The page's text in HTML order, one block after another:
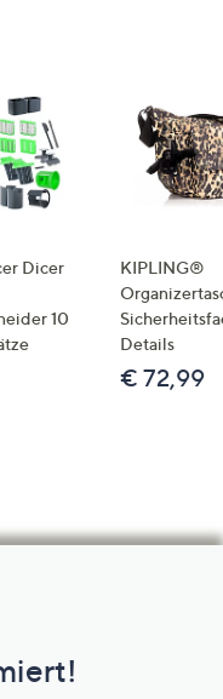
Dicer
10
KIPLING®
Details
€ 72,99